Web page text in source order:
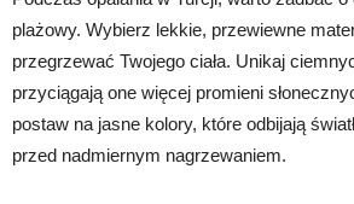
plażowy. Wybierz lekkie, przewiewne
przegrzewać Twojego ciała. Unikaj
przyciągają one więcej promieni
postaw na jasne kolory, które odbijają
przed nadmiernym nagrzewaniem.